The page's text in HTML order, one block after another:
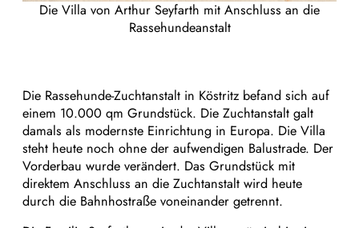
Die Villa von Arthur Seyfarth mit Anschluss an die
Rassehundeanstalt
Die Rassehunde-Zuchtanstalt in Köstritz befand sich auf
einem 10.000 qm Grundstück. Die Zuchtanstalt galt
damals als modernste Einrichtung in Europa. Die Villa
steht heute noch ohne der aufwendigen Balustrade. Der
Vorderbau wurde verändert. Das Grundstück mit
direktem Anschluss an die Zuchtanstalt wird heute
durch die Bahnhostraße voneinander getrennt.